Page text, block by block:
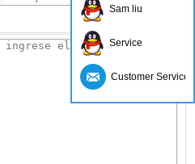
Sam liu
Service
Customer Service